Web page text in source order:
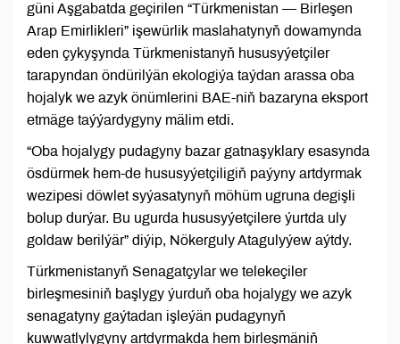
güni Aşgabatda geçirilen “Türkmenistan — Birleşen
Arap Emirlikleri” işewürlik maslahatynyň dowamynda
eden çykyşynda Türkmenistanyň hususyýetçiler
tarapyndan öndürilýän ekologiýa taýdan arassa oba
hojalyk we azyk önümlerini BAE-niň bazaryna eksport
etmäge taýýardygyny mälim etdi.
“Oba hojalygy pudagyny bazar gatnaşyklary esasynda
ösdürmek hem-de hususyýetçiligiň paýyny artdyrmak
wezipesi döwlet syýasatynyň möhüm ugruna degişli
bolup durýar. Bu ugurda hususyýetçilere ýurtda uly
goldaw berilýär” diýip, Nökerguly Atagulyýew aýtdy.
Türkmenistanyň Senagatçylar we telekeçiler
birleşmesiniň başlygy ýurduň oba hojalygy we azyk
senagatyny gaýtadan işleýän pudagynyň
kuwwatlylygyny artdyrmakda hem birleşmäniň